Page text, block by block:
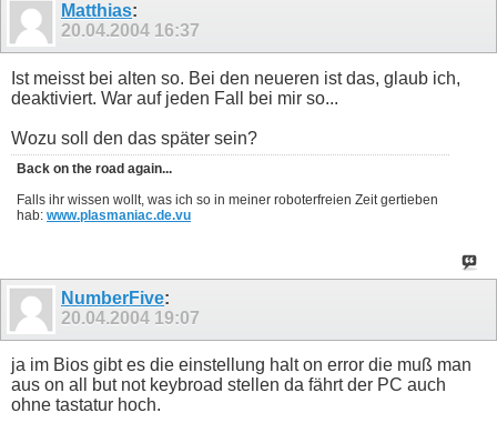
Matthias:
20.04.2004 16:37
Ist meisst bei alten so. Bei den neueren ist das, glaub ich,
deaktiviert. War auf jeden Fall bei mir so...
Wozu soll den das später sein?
Back on the road again...
Falls ihr wissen wollt, was ich so in meiner roboterfreien Zeit gertieben
hab: www.plasmaniac.de.vu
NumberFive:
20.04.2004 19:07
ja im Bios gibt es die einstellung halt on error die muß man
aus on all but not keybroad stellen da fährt der PC auch
ohne tastatur hoch.